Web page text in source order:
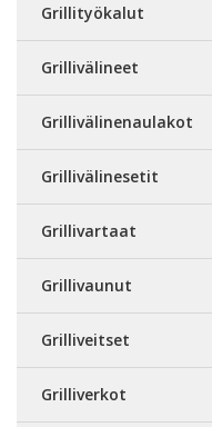
Grillityökalut
Grillivälineet
Grillivälinenaulakot
Grillivälinesetit
Grillivartaat
Grillivaunut
Grilliveitset
Grilliverkot